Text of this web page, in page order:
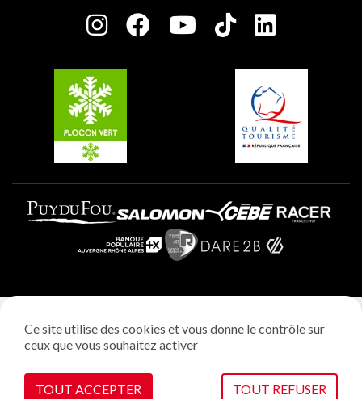
Charte des Acteurs Engagés
Plagne Villages
Plagne Aime 2000
Gestion des cookies
Ce site utilise des cookies et vous donne le contrôle sur
ceux que vous souhaitez activer
TOUT ACCEPTER TOUT REFUSER